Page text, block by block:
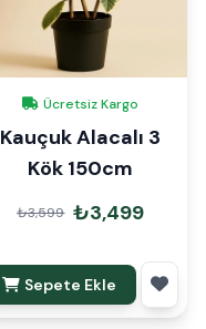
Ücretsiz Kargo
Kauçuk Alacalı 3
Kök 150cm
₺3,599 ₺3,499
Sepete Ekle